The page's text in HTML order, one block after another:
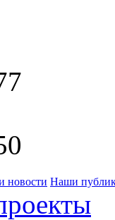
новости Наши